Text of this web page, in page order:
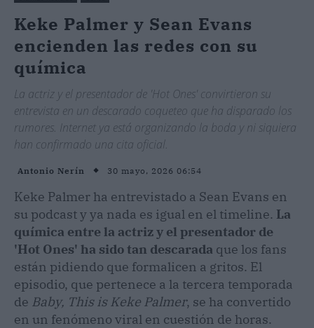
Keke Palmer y Sean Evans
encienden las redes con su
química
La actriz y el presentador de 'Hot Ones' convirtieron su
entrevista en un descarado coqueteo que ha disparado los
rumores. Internet ya está organizando la boda y ni siquiera
han confirmado una cita oficial.
Antonio Nerín 30 mayo, 2026 06:54
Keke Palmer ha entrevistado a Sean Evans en
su podcast y ya nada es igual en el timeline. La
química entre la actriz y el presentador de
'Hot Ones' ha sido tan descarada que los fans
están pidiendo que formalicen a gritos. El
episodio, que pertenece a la tercera temporada
de Baby, This is Keke Palmer, se ha convertido
en un fenómeno viral en cuestión de horas.